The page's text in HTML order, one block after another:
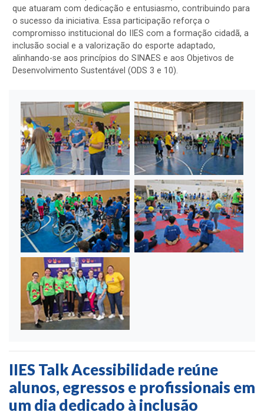
que atuaram com dedicação e entusiasmo, contribuindo para
o sucesso da iniciativa. Essa participação reforça o
compromisso institucional do IIES com a formação cidadã, a
inclusão social e a valorização do esporte adaptado,
alinhando-se aos princípios do SINAES e aos Objetivos de
Desenvolvimento Sustentável (ODS 3 e 10).
IIES Talk Acessibilidade reúne
alunos, egressos e profissionais em
um dia dedicado à inclusão